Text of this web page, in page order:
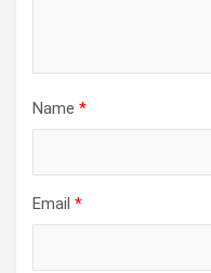
Name *
Email *